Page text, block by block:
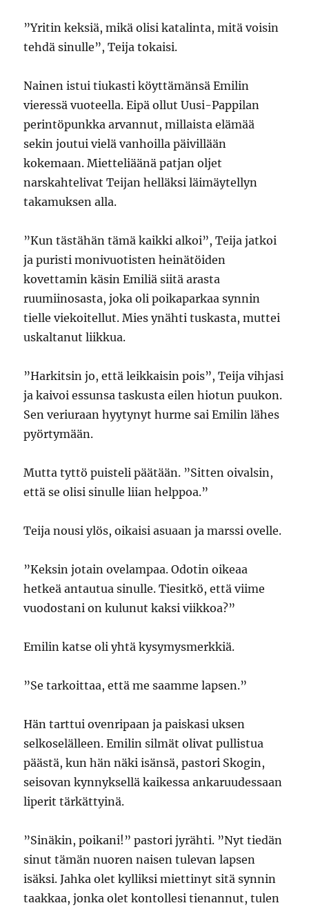
”Yritin keksiä, mikä olisi katalinta, mitä voisin
tehdä sinulle”, Teija tokaisi.
Nainen istui tiukasti köyttämänsä Emilin
vieressä vuoteella. Eipä ollut Uusi-Pappilan
perintöpunkka arvannut, millaista elämää
sekin joutui vielä vanhoilla päivillään
kokemaan. Mietteliäänä patjan oljet
narskahtelivat Teijan helläksi läimäytellyn
takamuksen alla.
”Kun tästähän tämä kaikki alkoi”, Teija jatkoi
ja puristi monivuotisten heinätöiden
kovettamin käsin Emiliä siitä arasta
ruumiinosasta, joka oli poikaparkaa synnin
tielle viekoitellut. Mies ynähti tuskasta, muttei
uskaltanut liikkua.
”Harkitsin jo, että leikkaisin pois”, Teija vihjasi
ja kaivoi essunsa taskusta eilen hiotun puukon.
Sen veriuraan hyytynyt hurme sai Emilin lähes
pyörtymään.
Mutta tyttö puisteli päätään. ”Sitten oivalsin,
että se olisi sinulle liian helppoa.”
Teija nousi ylös, oikaisi asuaan ja marssi ovelle.
”Keksin jotain ovelampaa. Odotin oikeaa
hetkeä antautua sinulle. Tiesitkö, että viime
vuodostani on kulunut kaksi viikkoa?”
Emilin katse oli yhtä kysymysmerkkiä.
”Se tarkoittaa, että me saamme lapsen.”
Hän tarttui ovenripaan ja paiskasi uksen
selkoselälleen. Emilin silmät olivat pullistua
päästä, kun hän näki isänsä, pastori Skogin,
seisovan kynnyksellä kaikessa ankaruudessaan
liperit tärkättyinä.
”Sinäkin, poikani!” pastori jyrähti. ”Nyt tiedän
sinut tämän nuoren naisen tulevan lapsen
isäksi. Jahka olet kylliksi miettinyt sitä synnin
taakkaa, jonka olet kontollesi tienannut, tulen